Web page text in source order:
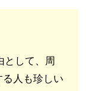
として、周
人も珍しい